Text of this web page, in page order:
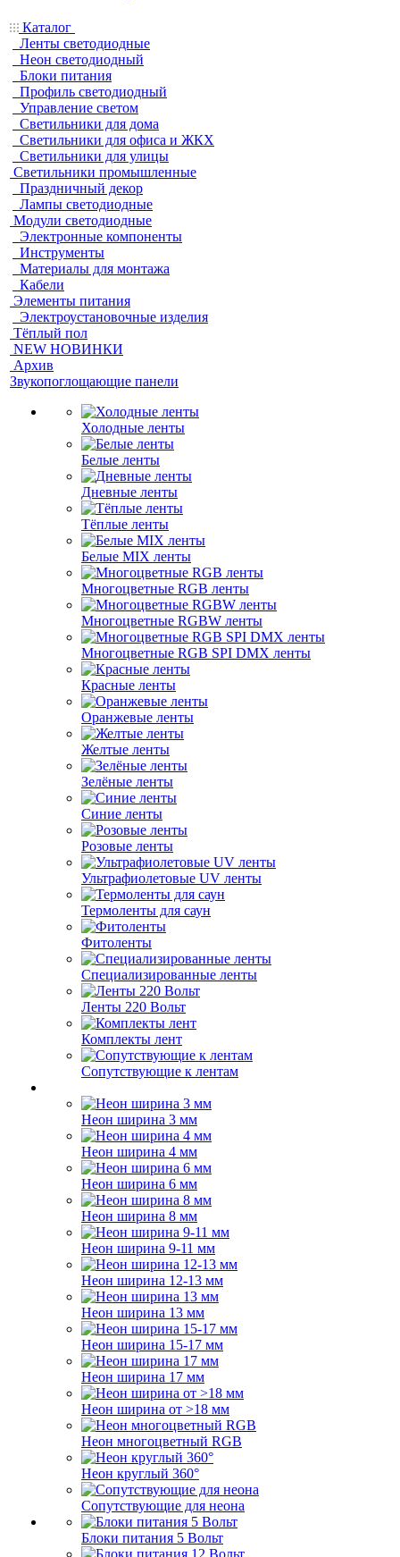
Каталог
Ленты светодиодные
Неон светодиодный
Блоки питания
Профиль светодиодный
Управление светом
Светильники для дома
Светильники для офиса и ЖКХ
Светильники для улицы
Светильники промышленные
Праздничный декор
Лампы светодиодные
Модули светодиодные
Электронные компоненты
Инструменты
Материалы для монтажа
Кабели
Элементы питания
Электроустановочные изделия
Тёплый пол
NEW НОВИНКИ
Архив
Звукопоглощающие панели
Холодные ленты
Белые ленты
Дневные ленты
Тёплые ленты
Белые MIX ленты
Многоцветные RGB ленты
Многоцветные RGBW ленты
Многоцветные RGB SPI DMX ленты
Красные ленты
Оранжевые ленты
Желтые ленты
Зелёные ленты
Синие ленты
Розовые ленты
Ультрафиолетовые UV ленты
Термоленты для саун
Фитоленты
Специализированные ленты
Ленты 220 Вольт
Комплекты лент
Сопутствующие к лентам
Неон ширина 3 мм
Неон ширина 4 мм
Неон ширина 6 мм
Неон ширина 8 мм
Неон ширина 9-11 мм
Неон ширина 12-13 мм
Неон ширина 13 мм
Неон ширина 15-17 мм
Неон ширина 17 мм
Неон ширина от >18 мм
Неон многоцветный RGB
Неон круглый 360°
Сопутствующие для неона
Блоки питания 5 Вольт